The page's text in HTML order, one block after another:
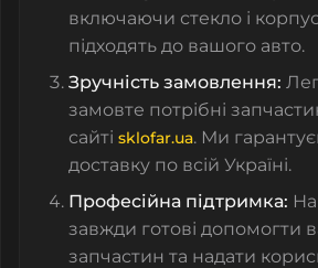
включаючи стекло і
підходять до вашого авто.
Зручність замовлення:
замовте потрібні
сайті sklofar.ua. Ми
доставку по всій Україні.
Професійна підтримка:
завжди готові допомогти
запчастин та надати